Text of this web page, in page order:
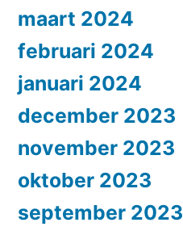
maart 2024
februari 2024
januari 2024
december 2023
november 2023
oktober 2023
september 2023